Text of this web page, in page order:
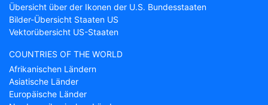
Übersicht über der Ikonen der U.S. Bundesstaaten
Bilder-Übersicht Staaten US
Vektorübersicht US-Staaten
COUNTRIES OF THE WORLD
Afrikanischen Ländern
Asiatische Länder
Europäische Länder